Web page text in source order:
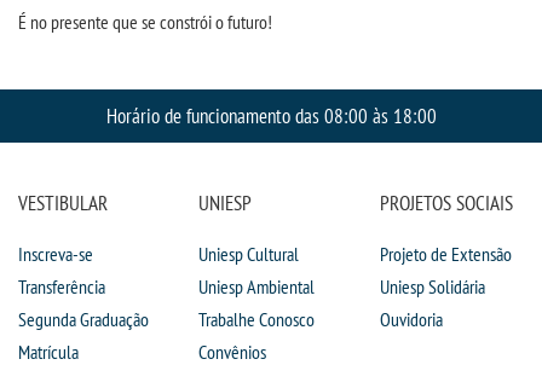
TRANSFERÊNCIA
PUBLICAÇÕES
É no presente que se constrói o futuro!
Horário de funcionamento das 08:00 às 18:00
VESTIBULAR
Inscreva-se
Transferência
Segunda Graduação
Matrícula
UNIESP
Uniesp Cultural
Uniesp Ambiental
Trabalhe Conosco
Convênios
PROJETOS SOCIAIS
Projeto de Extensão
Uniesp Solidária
Ouvidoria